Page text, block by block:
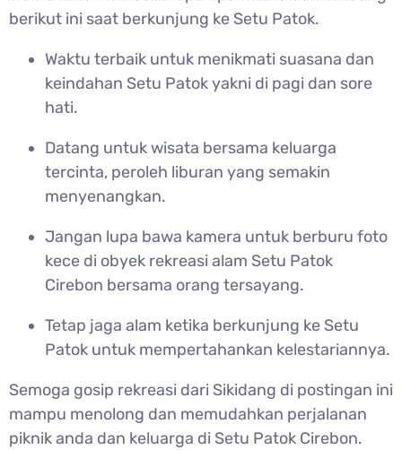
berikut ini saat berkunjung ke Setu Patok.
Waktu terbaik untuk menikmati suasana dan
keindahan Setu Patok yakni di pagi dan sore
hati.
Datang untuk wisata bersama keluarga
tercinta, peroleh liburan yang semakin
menyenangkan.
Jangan lupa bawa kamera untuk berburu foto
kece di obyek rekreasi alam Setu Patok
Cirebon bersama orang tersayang.
Tetap jaga alam ketika berkunjung ke Setu
Patok untuk mempertahankan kelestariannya.
Semoga gosip rekreasi dari Sikidang di postingan ini
mampu menolong dan memudahkan perjalanan
piknik anda dan keluarga di Setu Patok Cirebon.